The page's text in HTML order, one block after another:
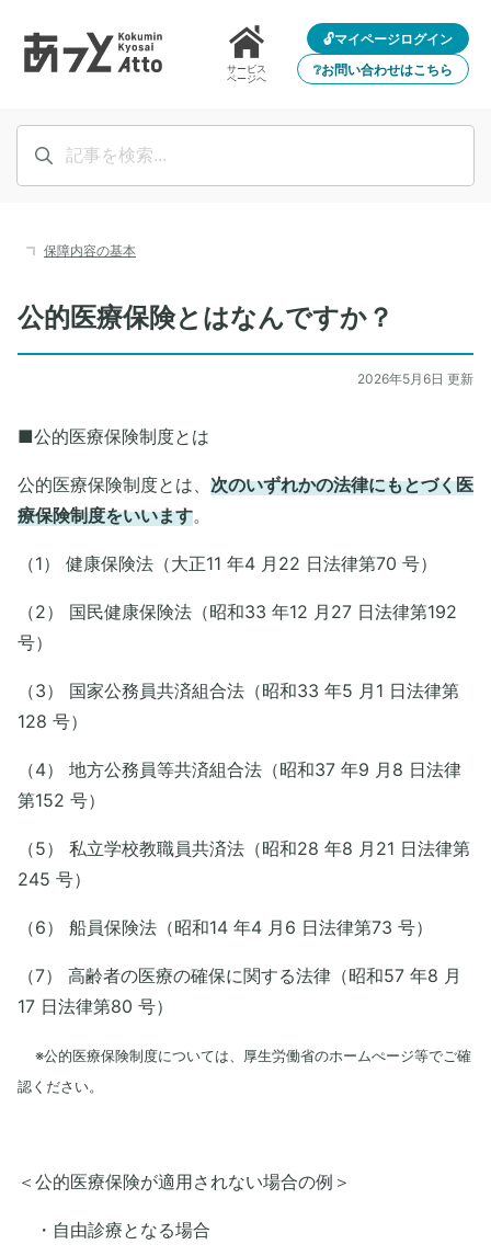
サービス
ページへ
🔓マイページログイン
❔お問い合わせはこちら
保障内容の基本
公的医療保険とはなんですか？
2026年5月6日 更新
■公的医療保険制度とは
公的医療保険制度とは、 次のいずれかの法律にもとづく医
療保険制度をいいます。
（1） 健康保険法（大正11 年4 月22 日法律第70 号）
（2） 国民健康保険法（昭和33 年12 月27 日法律第192
号）
（3） 国家公務員共済組合法（昭和33 年5 月1 日法律第
128 号）
（4） 地方公務員等共済組合法（昭和37 年9 月8 日法律
第152 号）
（5） 私立学校教職員共済法（昭和28 年8 月21 日法律第
245 号）
（6） 船員保険法（昭和14 年4 月6 日法律第73 号）
（7） 高齢者の医療の確保に関する法律（昭和57 年8 月
17 日法律第80 号）
※公的医療保険制度については、厚生労働省のホームぺージ等でご確
認ください。
＜公的医療保険が適用されない場合の例＞
・自由診療となる場合